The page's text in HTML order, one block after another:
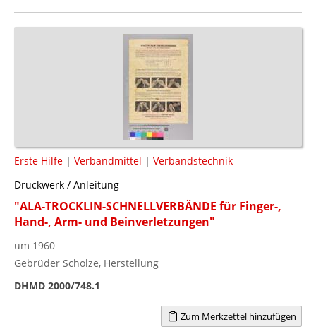
Erste Hilfe | Verbandmittel | Verbandstechnik
Druckwerk / Anleitung
"ALA-TROCKLIN-SCHNELLVERBÄNDE für Finger-,
Hand-, Arm- und Beinverletzungen"
um 1960
Gebrüder Scholze, Herstellung
DHMD 2000/748.1
Zum Merkzettel hinzufügen